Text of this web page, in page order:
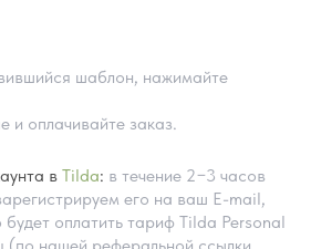
шаблон, нажимайте
и оплачивайте заказ.
в Tilda: в течение 2−3 часов
его на ваш E-mail,
оплатить тариф Tilda Personal